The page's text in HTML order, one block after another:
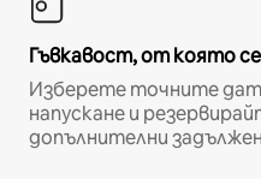
Гъвкавост, от която
Изберете точните
напускане и
допълнителни